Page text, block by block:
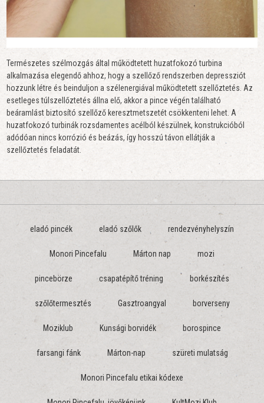
Természetes szélmozgás által működtetett huzatfokozó turbina
alkalmazása elegendő ahhoz, hogy a szellőző rendszerben depressziót
hozzunk létre és beinduljon a szélenergiával működtetett szellőztetés. Az
esetleges túlszellőztetés állna elő, akkor a pince végén található
beáramlást biztosító szellőző keresztmetszetét csökkenteni lehet. A
huzatfokozó turbinák rozsdamentes acélból készülnek, konstrukcióból
adódóan nincs korrózió és beázás, így hosszú távon ellátják a
szellőztetés feladatát.
eladó pincék eladó szőlők rendezvényhelyszín
Monori Pincefalu Márton nap mozi
pincebörze csapatépítő tréning borkészítés
szőlőtermesztés Gasztroangyal borverseny
Moziklub Kunsági borvidék borospince
farsangi fánk Márton-nap szüreti mulatság
Monori Pincefalu etikai kódexe